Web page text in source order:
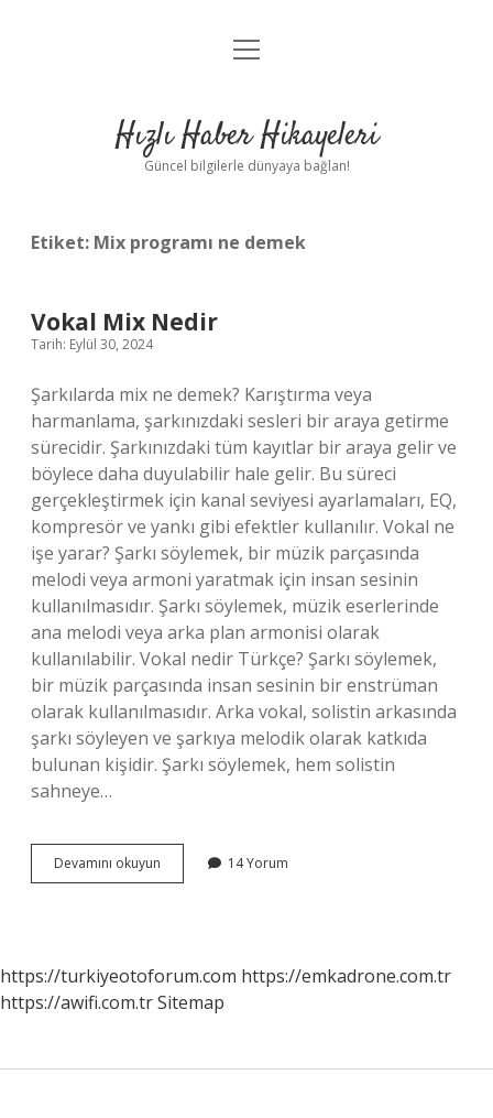
Anasayfa
Yasal Uyarı
menüyü
Hızlı Haber Hikayeleri
Güncel bilgilerle dünyaya bağlan!
Etiket: Mix programı ne demek
Vokal Mix Nedir
Tarih: Eylül 30, 2024
Şarkılarda mix ne demek? Karıştırma veya
harmanlama, şarkınızdaki sesleri bir araya getirme
sürecidir. Şarkınızdaki tüm kayıtlar bir araya gelir ve
böylece daha duyulabilir hale gelir. Bu süreci
gerçekleştirmek için kanal seviyesi ayarlamaları, EQ,
kompresör ve yankı gibi efektler kullanılır. Vokal ne
işe yarar? Şarkı söylemek, bir müzik parçasında
melodi veya armoni yaratmak için insan sesinin
kullanılmasıdır. Şarkı söylemek, müzik eserlerinde
ana melodi veya arka plan armonisi olarak
kullanılabilir. Vokal nedir Türkçe? Şarkı söylemek,
bir müzik parçasında insan sesinin bir enstrüman
olarak kullanılmasıdır. Arka vokal, solistin arkasında
şarkı söyleyen ve şarkıya melodik olarak katkıda
bulunan kişidir. Şarkı söylemek, hem solistin
sahneye…
Devamını okuyun
Mix
14 Yorum
https://turkiyeotoforum.com https://emkadrone.com.tr
https://awifi.com.trSitemap